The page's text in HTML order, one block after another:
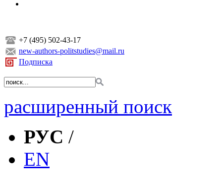
+7 (495) 502-43-17
new-authors-politstudies@mail.ru
Подписка
расширенный поиск
РУС /
EN